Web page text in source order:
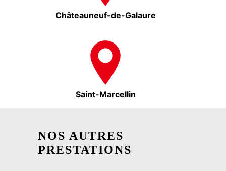
Châteauneuf-de-Galaure
Saint-Marcellin
NOS AUTRES
PRESTATIONS